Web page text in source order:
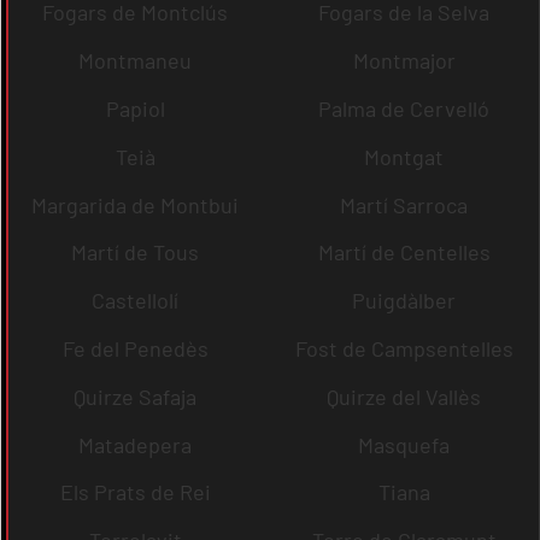
Fogars de Montclús
Fogars de la Selva
Montmaneu
Montmajor
Papiol
Palma de Cervelló
Teià
Montgat
Margarida de Montbui
Martí Sarroca
Martí de Tous
Martí de Centelles
Castellolí
Puigdàlber
Fe del Penedès
Fost de Campsentelles
Quirze Safaja
Quirze del Vallès
Matadepera
Masquefa
Els Prats de Rei
Tiana